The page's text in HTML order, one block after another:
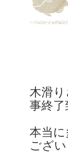
木滑
事終
本当
ござ